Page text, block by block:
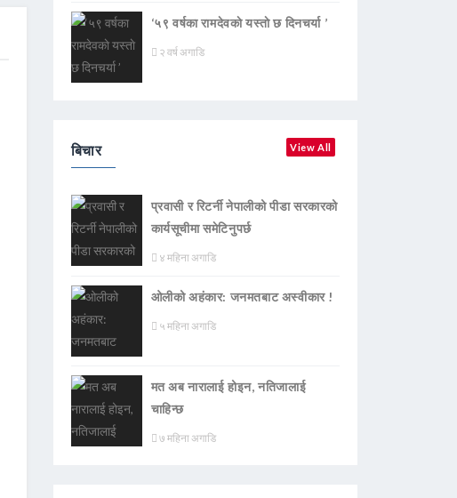
‘५९ वर्षका रामदेवकाे यस्ताे छ दिनचर्या ’
२ वर्ष अगाडि
बिचार View All
प्रवासी र रिटर्नी नेपालीको पीडा सरकारको
कार्यसूचीमा समेटिनुपर्छ
४ महिना अगाडि
ओलीको अहंकार: जनमतबाट अस्वीकार !
५ महिना अगाडि
मत अब नारालाई होइन, नतिजालाई
चाहिन्छ
७ महिना अगाडि